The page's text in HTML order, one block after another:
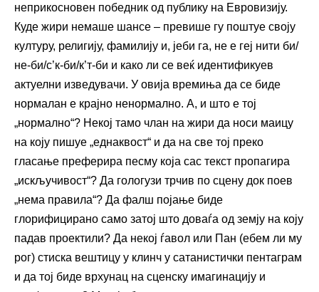
неприкосновен победник од публику на Евровизију.
Куде жири немаше шансе – превише гу поштуе своју
културу, религију, фамилију и, јеби га, не е геј нити би/
не-би/с’к-би/к’т-би и како ли се веќ идентификуев
актуелни изведувачи. У овија времиња да се биде
нормалан е крајно ненормално. А, и што е тој
„нормално“? Некој тамо члан на жири да носи маицу
на коју пишуе „еднаквост“ и да на све тој преко
гласање преферира песму која сас текст пропагира
„искључивост“? Да гологузи трчив по сцену док поев
„нема правила“? Да фалш појање биде
глорифицирано само затој што доваѓа од земју на коју
падав проектили? Да некој ѓавол или Пан (ебем ли му
рог) стиска вештицу у клинч у сатанистички пентаграм
и да тој биде врхунац на сценску имагинацију и